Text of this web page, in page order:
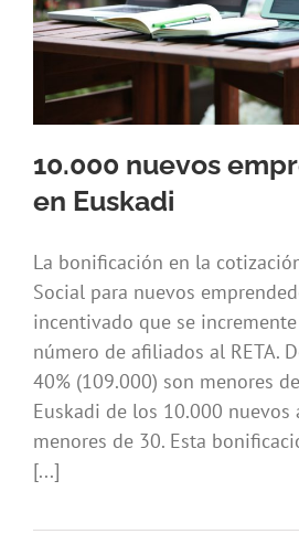
10.000 nuevos
en Euskadi
La bonificación en la
Social para nuevos
incentivado que se
número de afiliados al RETA.
40% (109.000) son menores
Euskadi de los 10.000
menores de 30. Esta
[...]